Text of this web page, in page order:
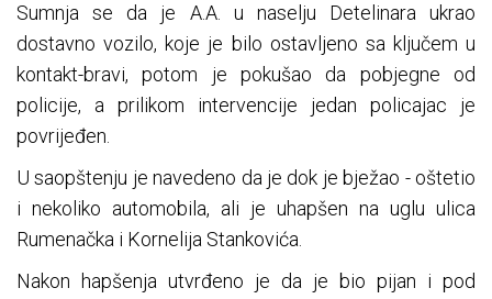
Sumnja se da je A.A. u naselju Detelinara ukrao
dostavno vozilo, koje je bilo ostavljeno sa ključem u
kontakt-bravi, potom je pokušao da pobjegne od
policije, a prilikom intervencije jedan policajac je
povrijeđen.
U saopštenju je navedeno da je dok je bježao - oštetio
i nekoliko automobila, ali je uhapšen na uglu ulica
Rumenačka i Kornelija Stankovića.
Nakon hapšenja utvrđeno je da je bio pijan i pod